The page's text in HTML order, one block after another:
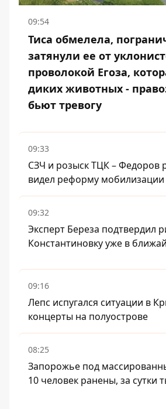
09:54
Тиса обмелела,
затянули ее от
проволокой Егоза,
диких животных -
бьют тревогу
09:33
СЗЧ и розыск ТЦК – Федоров
видел реформу мобилизации
09:32
Эксперт Береза ​​подтвердил
Константиновку уже в
09:16
Лепс испугался ситуации в
концерты на полуострове
08:25
Запорожье под
10 человек ранены, за сутки